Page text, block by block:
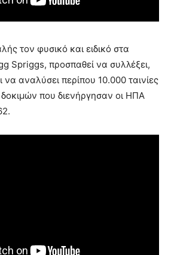
τον φυσικό και ειδικό στα
Spriggs, προσπαθεί να συλλέξει,
να αναλύσει περίπου 10.000 ταινίες
που διενήργησαν οι ΗΠΑ